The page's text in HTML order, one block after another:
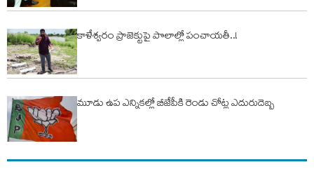
కాళేశ్వరం ప్రాజెక్టుపై పొలాల్లో పంచాయతీ..!
మూడు ఉప ఎన్నికల్లో బీజేపీకి రెండు చోట్ల ఎదురుదెబ్బ